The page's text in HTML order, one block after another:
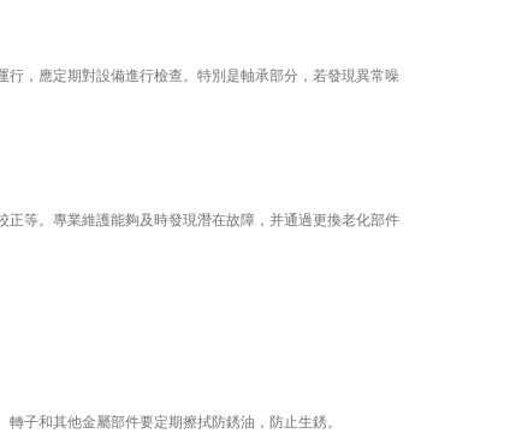
，應定期對設備進行檢查。特別是軸承部分，若發現異常噪
等。專業維護能夠及時發現潛在故障，并通過更換老化部件
子和其他金屬部件要定期擦拭防銹油，防止生銹。